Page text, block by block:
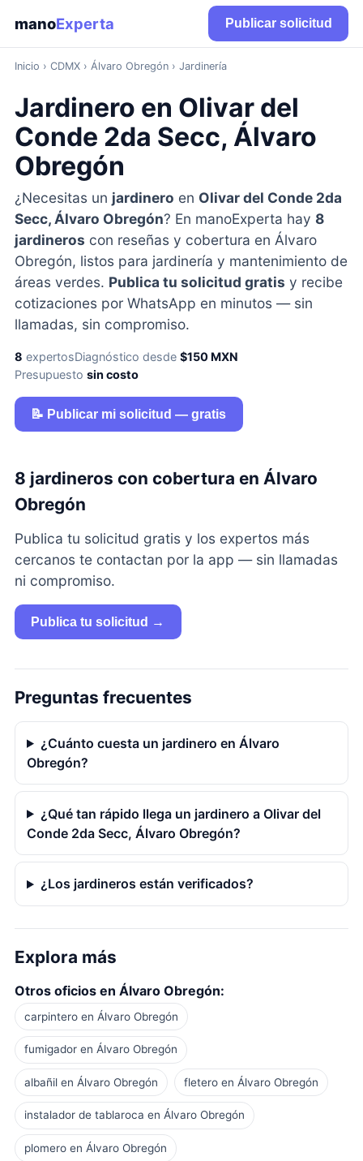
manoExperta Publicar solicitud
Inicio › CDMX› Álvaro Obregón › Jardinería
Jardinero en Olivar del
Conde 2da Secc, Álvaro
Obregón
¿Necesitas un jardinero en Olivar del Conde 2da
Secc, Álvaro Obregón? En manoExperta hay 8
jardineros con reseñas y cobertura en Álvaro
Obregón, listos para jardinería y mantenimiento de
áreas verdes. Publica tu solicitud gratis y recibe
cotizaciones por WhatsApp en minutos — sin
llamadas, sin compromiso.
8 expertosDiagnóstico desde $150 MXN
Presupuesto sin costo
📝 Publicar mi solicitud — gratis
8 jardineros con cobertura en Álvaro
Obregón
Publica tu solicitud gratis y los expertos más
cercanos te contactan por la app — sin llamadas
ni compromiso.
Publica tu solicitud →
Preguntas frecuentes
¿Cuánto cuesta un jardinero en Álvaro
Obregón?
¿Qué tan rápido llega un jardinero a Olivar del
Conde 2da Secc, Álvaro Obregón?
¿Los jardineros están verificados?
Explora más
Otros oficios en Álvaro Obregón:
carpintero en Álvaro Obregón
fumigador en Álvaro Obregón
albañil en Álvaro Obregón fletero en Álvaro Obregón
instalador de tablaroca en Álvaro Obregón
plomero en Álvaro Obregón